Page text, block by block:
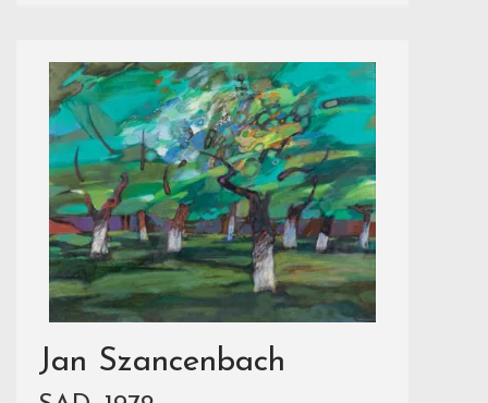
Jan Szancenbach